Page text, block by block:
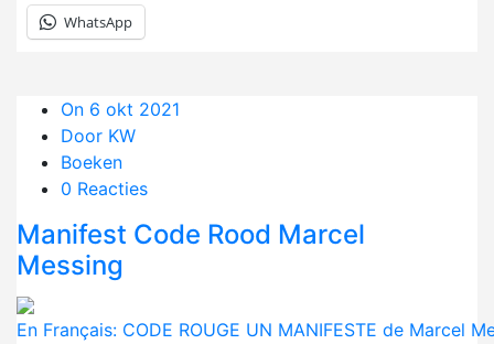
WhatsApp
On 6 okt 2021
Door KW
Boeken
0 Reacties
Manifest Code Rood Marcel
Messing
En Français: CODE ROUGE UN MANIFESTE de Marcel